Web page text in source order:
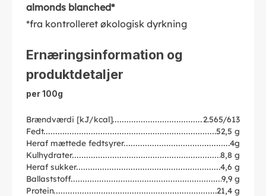
almonds blanched*
*fra kontrolleret økologisk dyrkning
Ernæringsinformation og
produktdetaljer
per 100g
Brændværdi [kJ/kcal]
2.565/613
Fedt
52,5 g
Heraf mættede fedtsyrer
4g
Kulhydrater
8,8 g
Heraf sukker
4,6 g
Ballaststoff
9,9 g
Protein
21,4 g